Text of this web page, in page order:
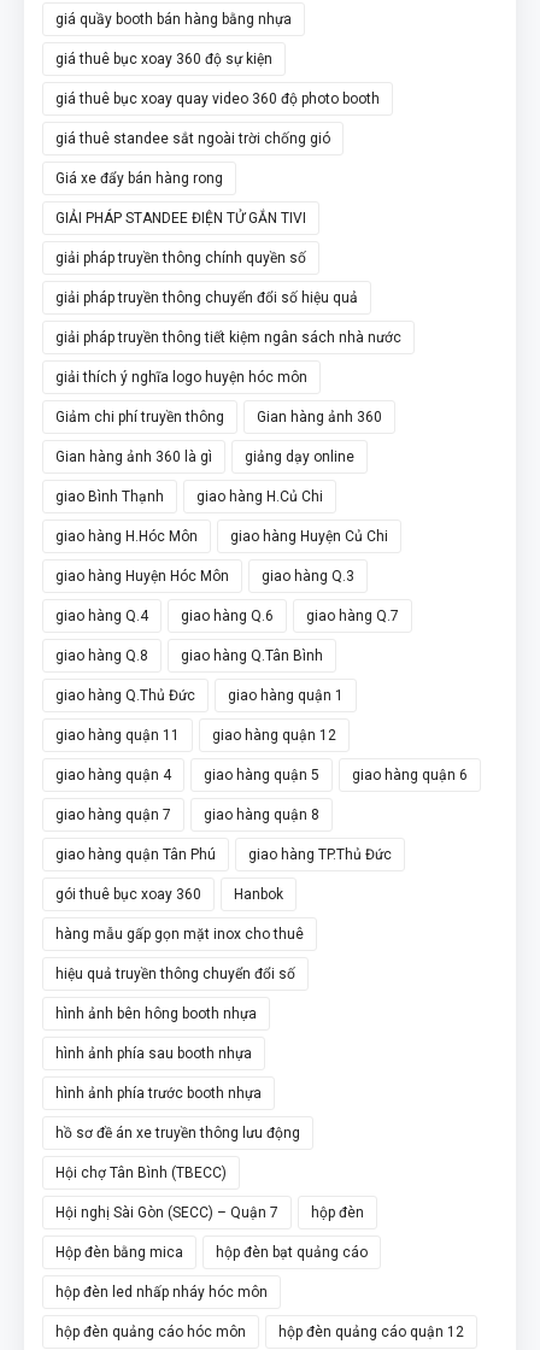
giá quầy booth bán hàng bằng nhựa
giá thuê bục xoay 360 độ sự kiện
giá thuê bục xoay quay video 360 độ photo booth
giá thuê standee sắt ngoài trời chống gió
Giá xe đẩy bán hàng rong
GIẢI PHÁP STANDEE ĐIỆN TỬ GẮN TIVI
giải pháp truyền thông chính quyền số
giải pháp truyền thông chuyển đổi số hiệu quả
giải pháp truyền thông tiết kiệm ngân sách nhà nước
giải thích ý nghĩa logo huyện hóc môn
Giảm chi phí truyền thông Gian hàng ảnh 360
Gian hàng ảnh 360 là gì giảng dạy online
giao Bình Thạnh giao hàng H.Củ Chi
giao hàng H.Hóc Môn giao hàng Huyện Củ Chi
giao hàng Huyện Hóc Môn giao hàng Q.3
giao hàng Q.4 giao hàng Q.6 giao hàng Q.7
giao hàng Q.8 giao hàng Q.Tân Bình
giao hàng Q.Thủ Đức giao hàng quận 1
giao hàng quận 11 giao hàng quận 12
giao hàng quận 4 giao hàng quận 5 giao hàng quận 6
giao hàng quận 7 giao hàng quận 8
giao hàng quận Tân Phú giao hàng TP.Thủ Đức
gói thuê bục xoay 360 Hanbok
hàng mẫu gấp gọn mặt inox cho thuê
hiệu quả truyền thông chuyển đổi số
hình ảnh bên hông booth nhựa
hình ảnh phía sau booth nhựa
hình ảnh phía trước booth nhựa
hồ sơ đề án xe truyền thông lưu động
Hội chợ Tân Bình (TBECC)
Hội nghị Sài Gòn (SECC) – Quận 7 hộp đèn
Hộp đèn bằng mica hộp đèn bạt quảng cáo
hộp đèn led nhấp nháy hóc môn
hộp đèn quảng cáo hóc môn hộp đèn quảng cáo quận 12